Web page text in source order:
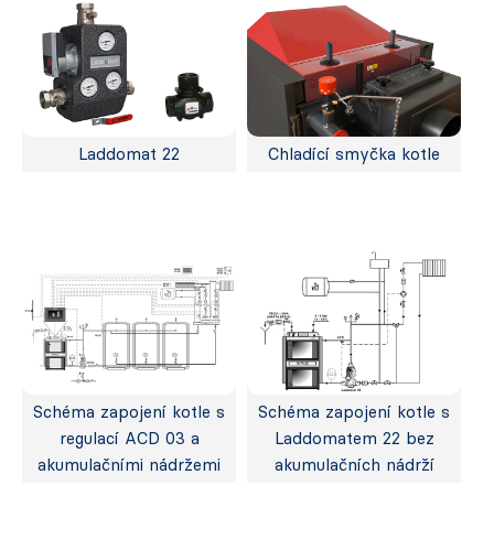
Laddomat 22 Chladící smyčka kotle
Schéma zapojení kotle s
regulací ACD 03 a
akumulačními nádržemi
Schéma zapojení kotle s
Laddomatem 22 bez
akumulačních nádrží